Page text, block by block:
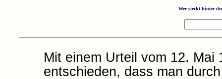
Wer steckt hinter
Mit einem Urteil vom 12. Mai
entschieden, dass man